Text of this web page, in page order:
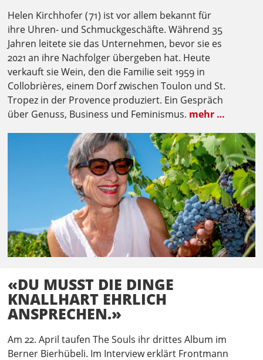
Helen Kirchhofer ( 71 ) ist vor allem bekannt für
ihre Uhren- und Schmuckgeschäfte. Während 35
Jahren leitete sie das Unternehmen, bevor sie es
2021 an ihre Nachfolger übergeben hat. Heute
verkauft sie Wein, den die Familie seit 1959 in
Collobrières, einem Dorf zwischen Toulon und St.
Tropez in der Provence produziert. Ein Gespräch
über Genuss, Business und Feminismus. mehr …
«DU MUSST DIE DINGE
KNALLHART EHRLICH
ANSPRECHEN.»
Am 22. April taufen The Souls ihr drittes Album im
Berner Bierhübeli. Im Interview erklärt Frontmann